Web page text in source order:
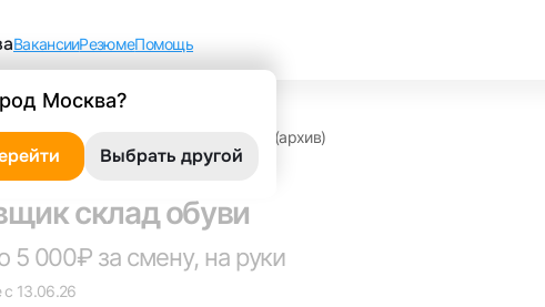
Москва?
Выбрать другой
ВакансииРезюмеПомощь
в Клине Стикеровщик склад обуви (архив)
склад обуви
5 000₽ за смену, на руки
с 13.06.26